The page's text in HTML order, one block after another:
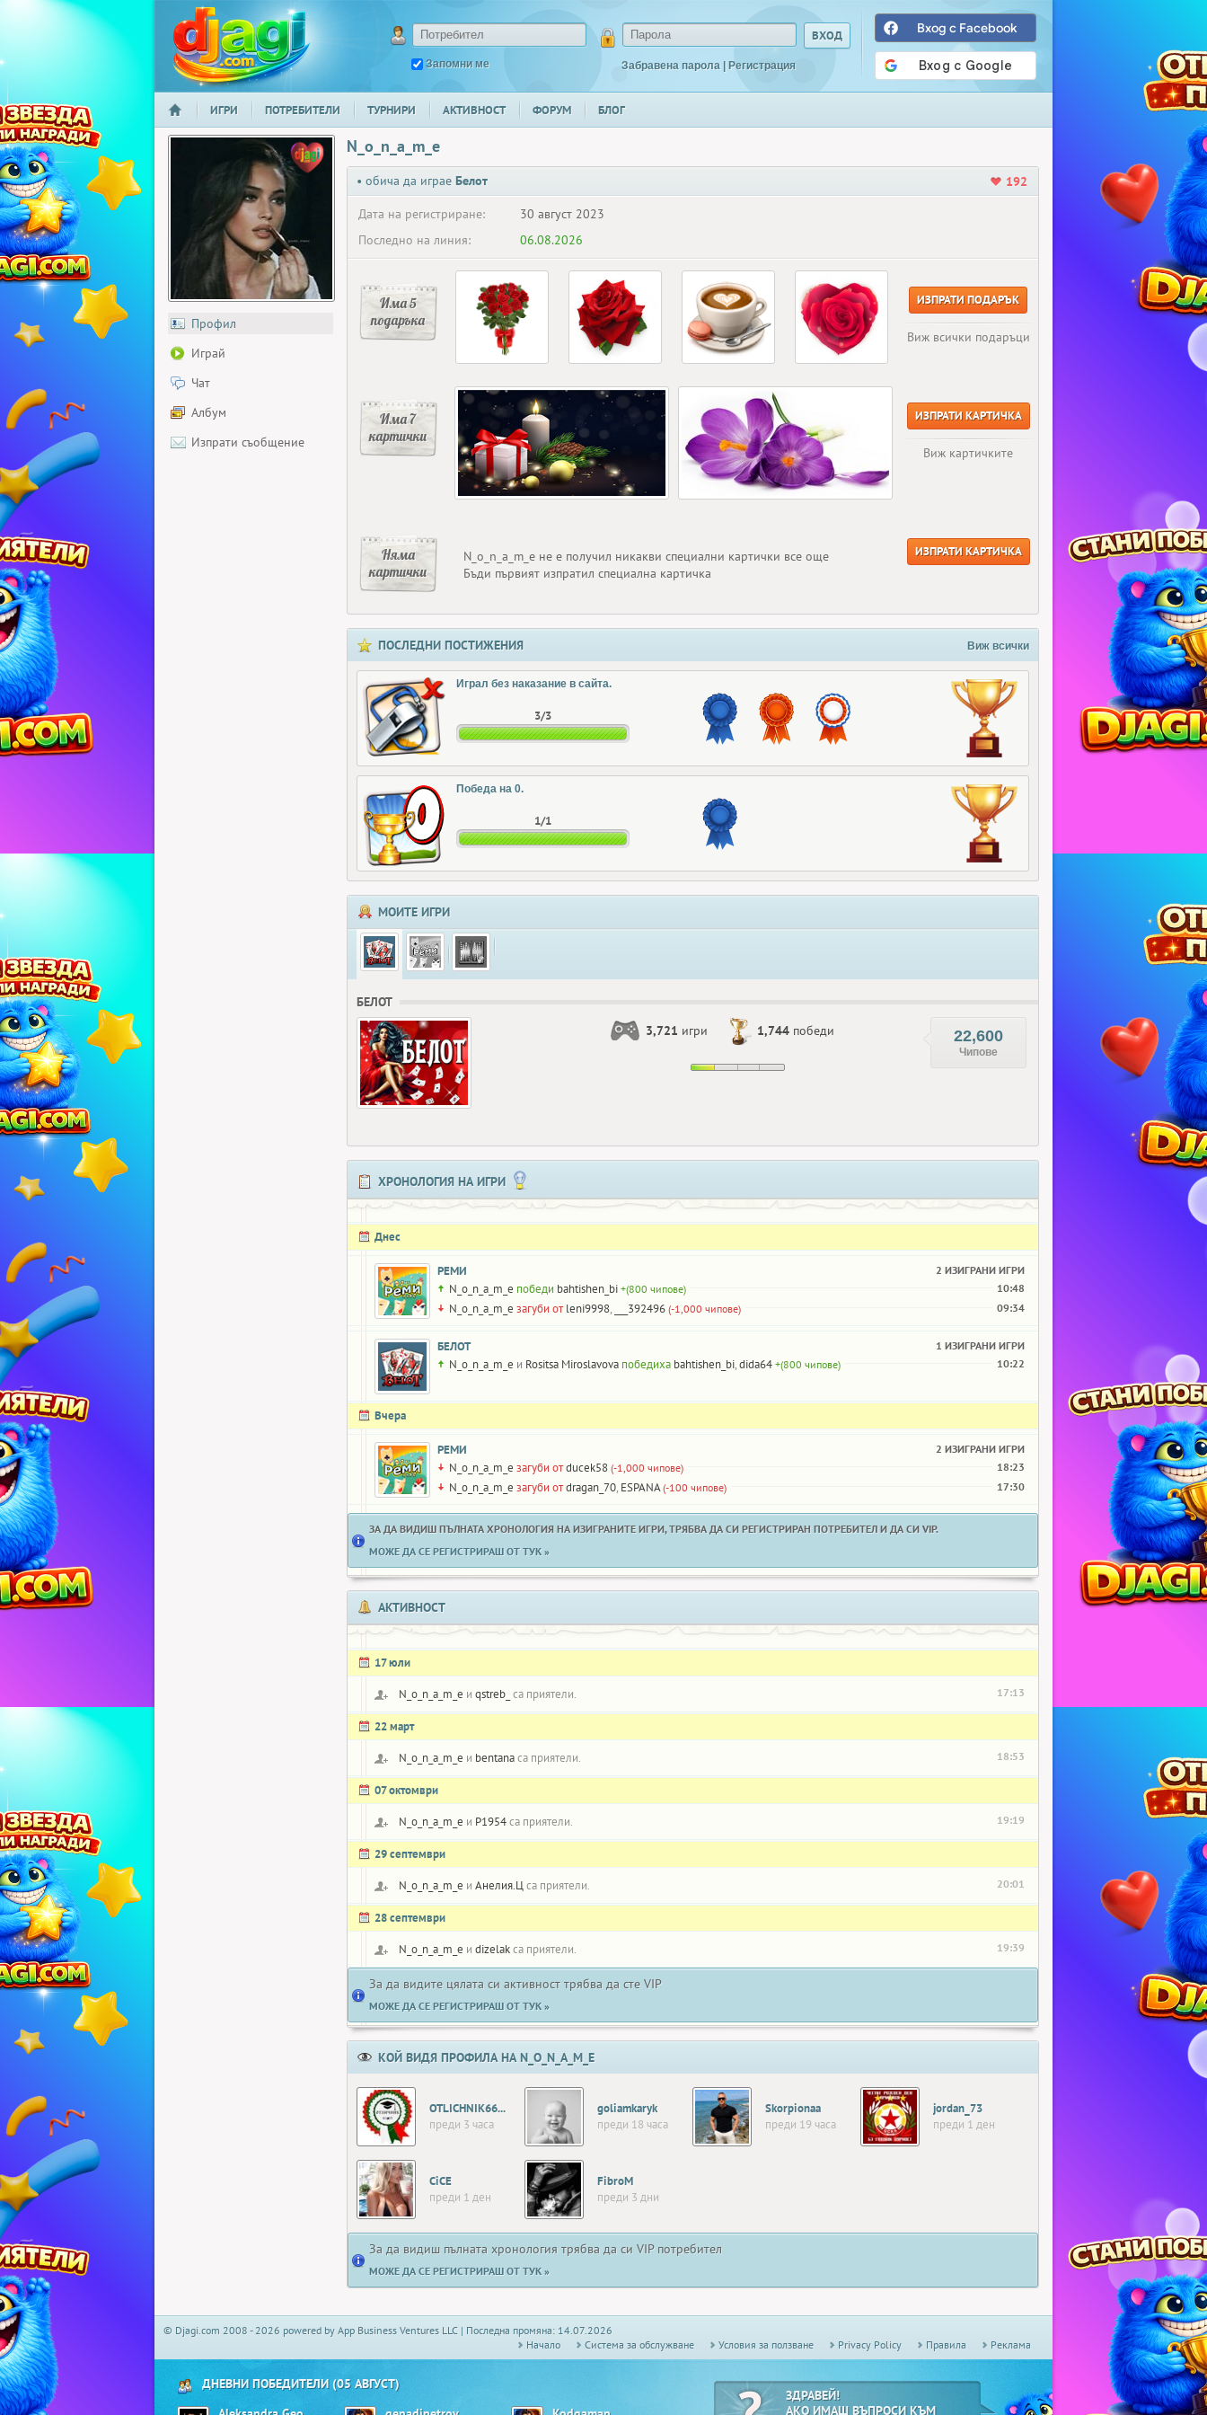
djagi.com
Запомни ме Забравена парола | Регистрация
Вход с Facebook
НАЧАЛО
ИГРИ ПОТРЕБИТЕЛИ ТУРНИРИ АКТИВНОСТ ФОРУМ БЛОГ
Профил
Играй
Чат
Албум
Изпрати съобщение
N_o_n_a_m_e
• обича да играе Белот
192
Дата на регистриране:
30 август 2023
Последно на линия:
06.08.2026
Има 5
подаръка
ИЗПРАТИ ПОДАРЪК
Виж всички подаръци
Има 7
картички
ИЗПРАТИ КАРТИЧКА
Виж картичките
Няма
картички
N_o_n_a_m_e не е получил никакви специални картички все още
Бъди първият изпратил специална картичка
ИЗПРАТИ КАРТИЧКА
ПОСЛЕДНИ ПОСТИЖЕНИЯ Виж всички
Играл без наказание в сайта.
3/3
Победа на 0.
1/1
МОИТЕ ИГРИ
БЕЛОТ
3,721 игри 1,744 победи 22,600
Чипове
ХРОНОЛОГИЯ НА ИГРИ
Днес
РЕМИ 2 ИЗИГРАНИ ИГРИ
N_o_n_a_m_e победи bahtishen_bi +(800 чипове) 10:48
N_o_n_a_m_e загуби от leni9998, ___392496 (-1,000 чипове) 09:34
БЕЛОТ 1 ИЗИГРАНИ ИГРИ
N_o_n_a_m_e и Rositsa Miroslavova победиха bahtishen_bi,dida64 +(800 чипове) 10:22
Вчера
РЕМИ 2 ИЗИГРАНИ ИГРИ
N_o_n_a_m_e загуби отducek58 (-1,000 чипове) 18:23
N_o_n_a_m_e загуби отdragan_70, ESPANA (-100 чипове) 17:30
ЗА ДА ВИДИШ ПЪЛНАТА ХРОНОЛОГИЯ НА ИЗИГРАНИТЕ ИГРИ, ТРЯБВА ДА СИ РЕГИСТРИРАН ПОТРЕБИТЕЛ И ДА СИ VIP.
МОЖЕ ДА СЕ РЕГИСТРИРАШ ОТ ТУК »
АКТИВНОСТ
17 юли
N_o_n_a_m_e и qstreb_ са приятели. 17:13
22 март
N_o_n_a_m_e и bentanaса приятели. 18:53
07 октомври
N_o_n_a_m_e и P1954са приятели. 19:19
29 септември
N_o_n_a_m_e и Анелия.Цса приятели. 20:01
28 септември
N_o_n_a_m_e и dizelakса приятели. 19:39
За да видите цялата си активност трябва да сте VIP
МОЖЕ ДА СЕ РЕГИСТРИРАШ ОТ ТУК »
КОЙ ВИДЯ ПРОФИЛА НА N_O_N_A_M_E
OTLICHNIK66666
преди 3 часа
goliamkaryk
преди 18 часа
Skorpionaa
преди 19 часа
jordan_73
преди 1 ден
CiCE
преди 1 ден
FibroM
преди 3 дни
За да видиш пълната хронология трябва да си VIP потребител
МОЖЕ ДА СЕ РЕГИСТРИРАШ ОТ ТУК »
© Djagi.com 2008 - 2026 powered by App Business Ventures LLC | Последна промяна: 14.07.2026
Начало
Системa за обслужване Условия за ползване Privacy Policy Правила Реклама
ДНЕВНИ ПОБЕДИТЕЛИ (05 АВГУСТ)
ЗДРАВЕЙ!
АКО ИМАШ ВЪПРОСИ КЪМ